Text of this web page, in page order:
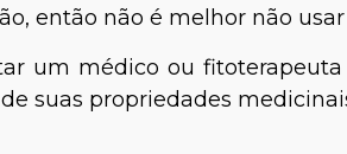
então não é melhor não
um médico ou
suas propriedades